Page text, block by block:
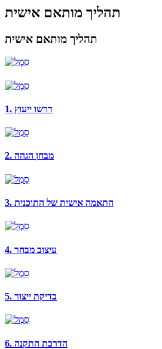
תהליך מותאם אישית
תהליך מותאם אישית
1. דרשו ייעוץ
2. מבחן הגהה
3. התאמה אישית של התוכנית
4. עיצוב מבחר
5. בדיקת ייצור
6. הדרכת התקנה